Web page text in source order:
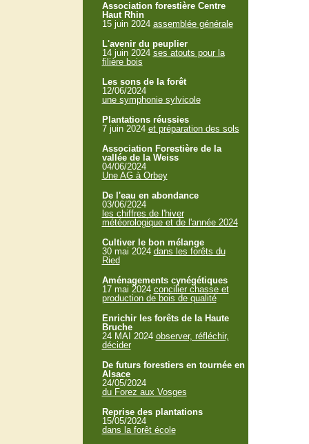
Association forestière Centre
Haut Rhin
15 juin 2024 assemblée générale
L'avenir du peuplier
14 juin 2024 ses atouts pour la
filière bois
Les sons de la forêt
12/06/2024
une symphonie sylvicole
Plantations réussies
7 juin 2024 et préparation des sols
Association Forestière de la
vallée de la Weiss
04/06/2024
Une AG à Orbey
De l'eau en abondance
03/06/2024
les chiffres de l'hiver
météorologique et de l'année 2024
Cultiver le bon mélange
30 mai 2024 dans les forêts du
Ried
Aménagements cynégétiques
17 mai 2024 concilier chasse et
production de bois de qualité
Enrichir les forêts de la Haute
Bruche
24 MAI 2024 observer, réfléchir,
décider
De futurs forestiers en tournée en
Alsace
24/05/2024
du Forez aux Vosges
Reprise des plantations
15/05/2024
dans la forêt école